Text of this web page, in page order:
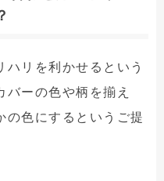
ハリを利かせるという
ーの色や柄を揃え
の色にするというご提